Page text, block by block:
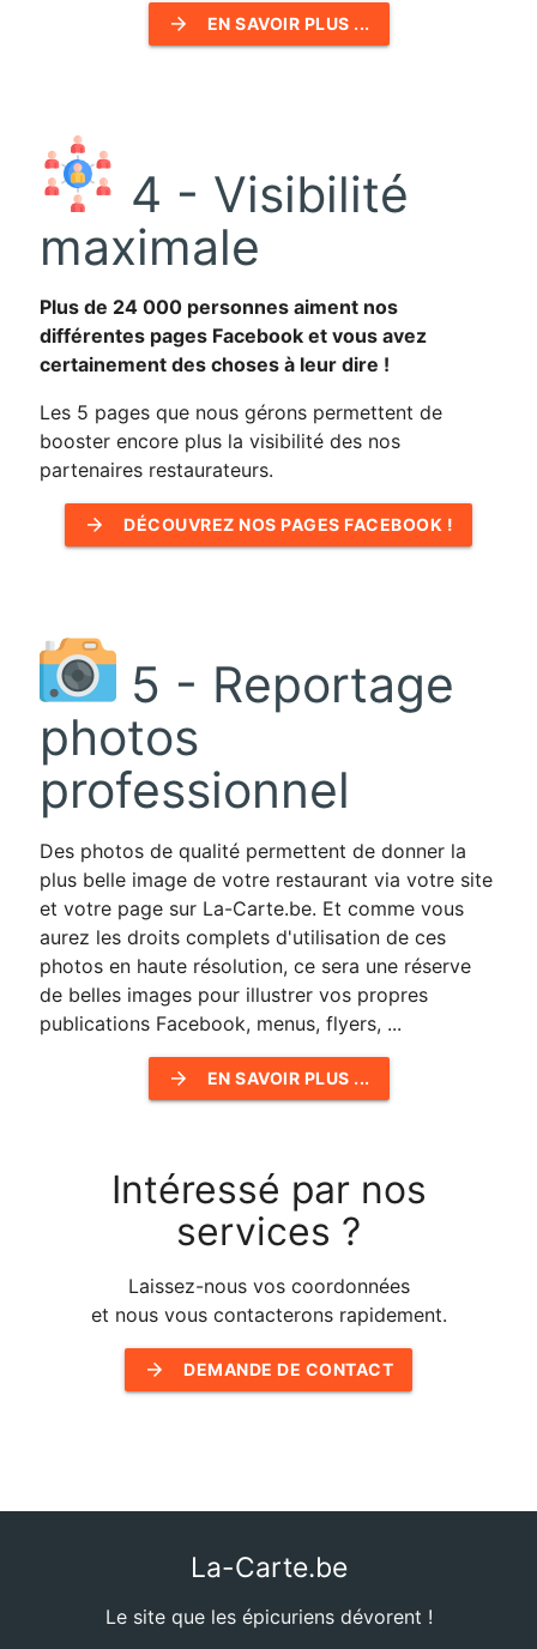
arrow_forward EN SAVOIR PLUS ...
4 - Visibilité
maximale
Plus de 24 000 personnes aiment nos
différentes pages Facebook et vous avez
certainement des choses à leur dire !
Les 5 pages que nous gérons permettent de
booster encore plus la visibilité des nos
partenaires restaurateurs.
arrow_forward DÉCOUVREZ NOS PAGES FACEBOOK !
5 - Reportage
photos
professionnel
Des photos de qualité permettent de donner la
plus belle image de votre restaurant via votre site
et votre page sur La-Carte.be. Et comme vous
aurez les droits complets d'utilisation de ces
photos en haute résolution, ce sera une réserve
de belles images pour illustrer vos propres
publications Facebook, menus, flyers, ...
arrow_forward EN SAVOIR PLUS ...
Intéressé par nos
services ?
Laissez-nous vos coordonnées
et nous vous contacterons rapidement.
arrow_forward DEMANDE DE CONTACT
La-Carte.be
Le site que les épicuriens dévorent !